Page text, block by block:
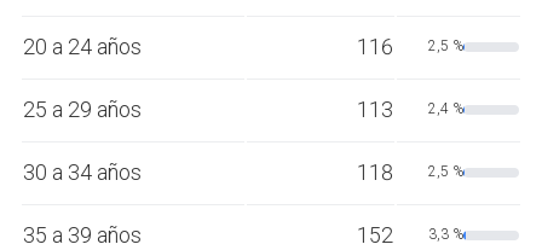
20 a 24 años 116 2,5 %
25 a 29 años 113 2,4 %
30 a 34 años 118 2,5 %
35 a 39 años 152 3,3 %